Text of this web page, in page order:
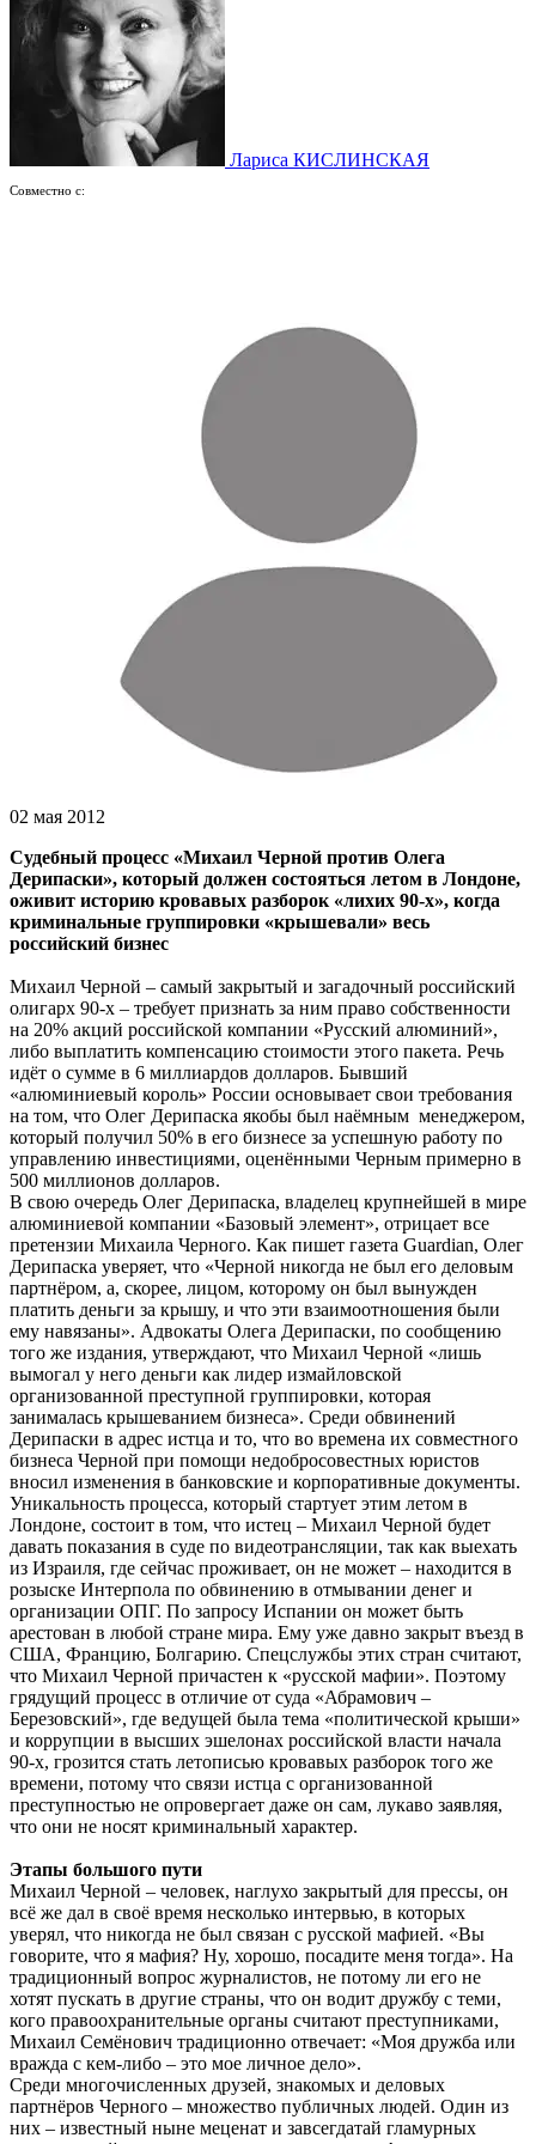
Лариса КИСЛИНСКАЯ
Совместно с:
02 мая 2012
Судебный процесс «Михаил Черной против Олега
Дерипаски», который должен состояться летом в Лондоне,
оживит историю кровавых разборок «лихих 90-х», когда
криминальные группировки «крышевали» весь
российский бизнес
Михаил Черной – самый закрытый и загадочный российский
олигарх 90-х – требует признать за ним право собственности
на 20% акций российской компании «Русский алюминий»,
либо выплатить компенсацию стоимости этого пакета. Речь
идёт о сумме в 6 миллиардов долларов. Бывший
«алюминиевый король» России основывает свои требования
на том, что Олег Дерипаска якобы был наёмным менеджером,
который получил 50% в его бизнесе за успешную работу по
управлению инвестициями, оценёнными Черным примерно в
500 миллионов долларов.
В свою очередь Олег Дерипаска, владелец крупнейшей в мире
алюминиевой компании «Базовый элемент», отрицает все
претензии Михаила Черного. Как пишет газета Guardian, Олег
Дерипаска уверяет, что «Черной никогда не был его деловым
партнёром, а, скорее, лицом, которому он был вынужден
платить деньги за крышу, и что эти взаимоотношения были
ему навязаны». Адвокаты Олега Дерипаски, по сообщению
того же издания, утверждают, что Михаил Черной «лишь
вымогал у него деньги как лидер измайловской
организованной преступной группировки, которая
занималась крышеванием бизнеса». Среди обвинений
Дерипаски в адрес истца и то, что во времена их совместного
бизнеса Черной при помощи недобросовестных юристов
вносил изменения в банковские и корпоративные документы.
Уникальность процесса, который стартует этим летом в
Лондоне, состоит в том, что истец – Михаил Черной будет
давать показания в суде по видеотрансляции, так как выехать
из Израиля, где сейчас проживает, он не может – находится в
розыске Интерпола по обвинению в отмывании денег и
организации ОПГ. По запросу Испании он может быть
арестован в любой стране мира. Ему уже давно закрыт въезд в
США, Францию, Болгарию. Спецслужбы этих стран считают,
что Михаил Черной причастен к «русской мафии». Поэтому
грядущий процесс в отличие от суда «Абрамович –
Березовский», где ведущей была тема «политической крыши»
и коррупции в высших эшелонах российской власти начала
90-х, грозится стать летописью кровавых разборок того же
времени, потому что связи истца с организованной
преступностью не опровергает даже он сам, лукаво заявляя,
что они не носят криминальный характер.
Этапы большого пути
Михаил Черной – человек, наглухо закрытый для прессы, он
всё же дал в своё время несколько интервью, в которых
уверял, что никогда не был связан с русской мафией. «Вы
говорите, что я мафия? Ну, хорошо, посадите меня тогда». На
традиционный вопрос журналистов, не потому ли его не
хотят пускать в другие страны, что он водит дружбу с теми,
кого правоохранительные органы считают преступниками,
Михаил Семёнович традиционно отвечает: «Моя дружба или
вражда с кем-либо – это мое личное дело».
Среди многочисленных друзей, знакомых и деловых
партнёров Черного – множество публичных людей. Один из
них – известный ныне меценат и завсегдатай гламурных